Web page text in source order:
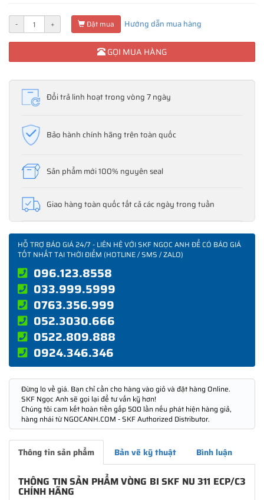
- + Đặt mua Hướng dẫn mua hàng
GỌI MUA HÀNG
Đổi trả linh hoạt trong vòng 7 ngày
Bảo hành chính hãng trên toàn quốc
Sản phẩm mới 100% nguyên seal
Giao hàng toàn quốc tất cả các ngày trong tuần
HỖ TRỢ BÁO GIÁ 24/7 - LIÊN HỆ VỚI SKF NGỌC ANH ĐỂ CÓ BÁO GIÁ
TỐT NHẤT TẠI THỜI ĐIỂM (HOTLINE / SMS / ZALO)
096.123.8558
033.999.5999
0763.356.999
052.3030.666
0522.809.888
0924.346.346
Đừng lo về giá. Bạn chỉ cần cho hàng vào giỏ và đặt hàng Online.
SKF Ngọc Anh sẽ gọi lại để tư vấn kỹ hơn!
Chúng tôi cam kết hoàn tiền gấp 500 lần nếu phát hiện hàng giả,
hàng nhái từ NGOCANH.COM - SKF Authorized Distributor.
Thông tin sản phẩm Bản vẽ kỹ thuật Bình luận
THÔNG TIN SẢN PHẨM VÒNG BI SKF NU 311 ECP/C3
CHÍNH HÃNG